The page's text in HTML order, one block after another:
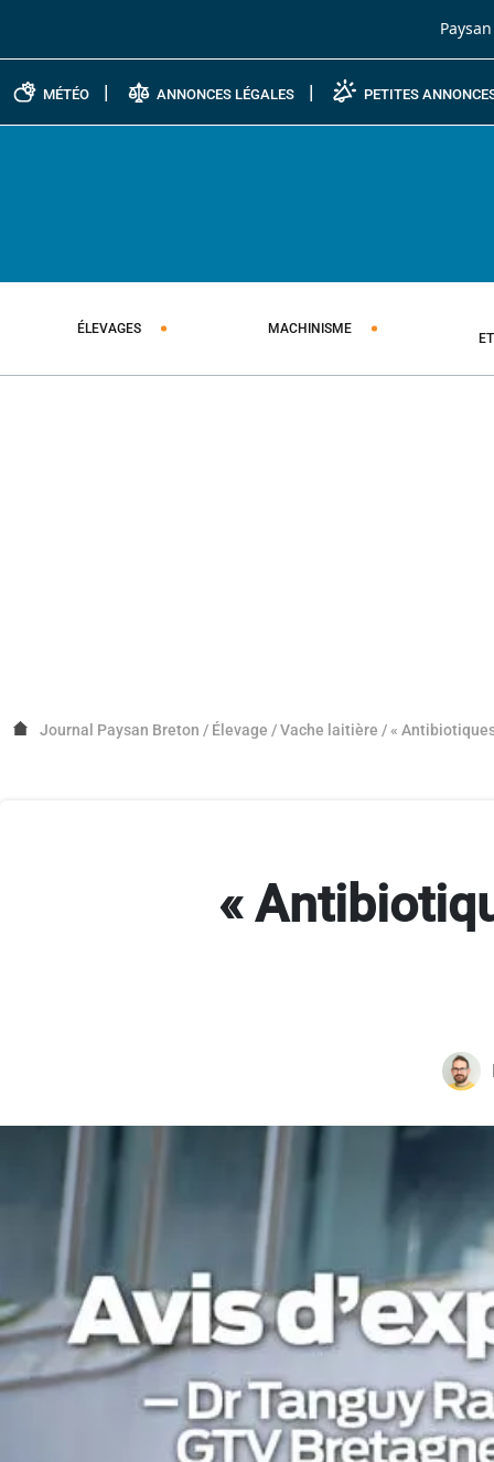
MÉTÉO ANNONCES LÉGALES PETITES
ÉLEVAGES MACHINISME
Journal Paysan Breton / Élevage /Vache laitière /«
«